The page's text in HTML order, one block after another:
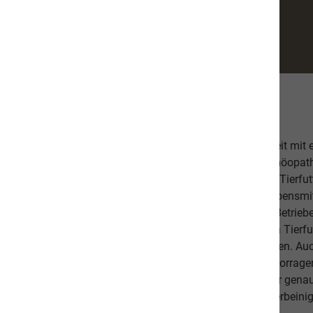
Unsere hochwertige Tiernahrung ist in Zusammenarbeit mit
bestehend aus einer Tierärztin, Tierheilpraktikern,
Ernährungsfachleuten entwickelt worden. Das leckere
Fischanteil von ca. 70% im Durchschnitt und weist
Schlachtabfälle). Höchste Qualität aus kontrollierten
Beilagen sind der Garant, dass Sie mit unserem naVita
Lieblinge ausgewogen und abwechslungsreich ernähren.
darauf, dass es Ihnen persönlich gut geht. Unsere
beweisen dies. Als Schweizer Unternehmen kennen wir
Qualitätsansprüche unserer Kunden sowie unseren